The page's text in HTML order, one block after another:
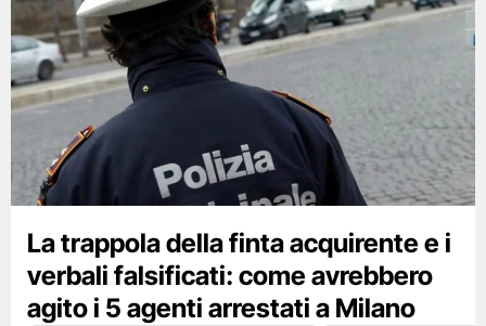
La trappola della finta acquirente e i
verbali falsificati: come avrebbero
agito i 5 agenti arrestati a Milano